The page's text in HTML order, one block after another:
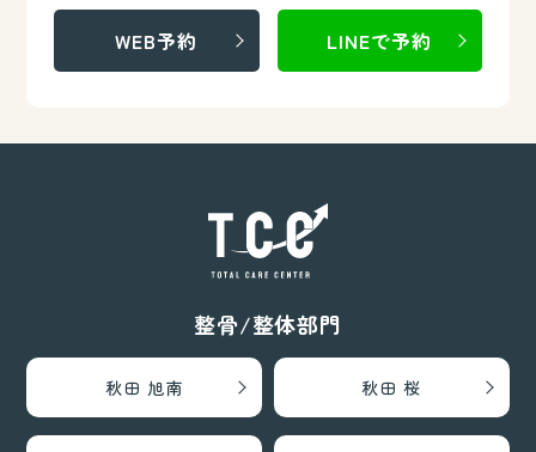
WEB予約 LINEで予約
整骨/整体部門
秋田 旭南 秋田 桜